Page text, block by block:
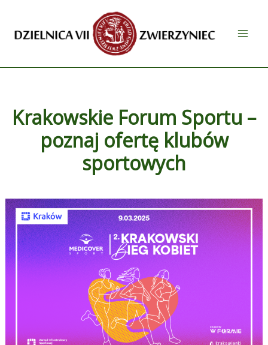
treści
Krakowskie Forum Sportu –
poznaj ofertę klubów
sportowych